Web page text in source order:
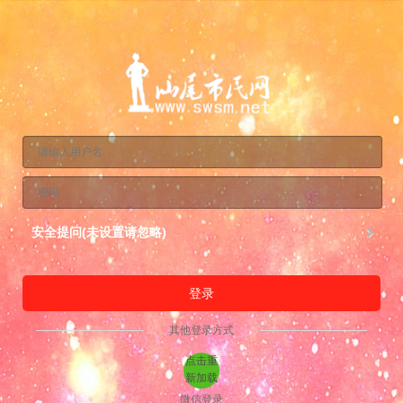
安全提问(未设置请忽略)
登录
其他登录方式
点击重
新加载
微信登录